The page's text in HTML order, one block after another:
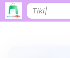
Bỏ
qua
Tìm
kiếm: